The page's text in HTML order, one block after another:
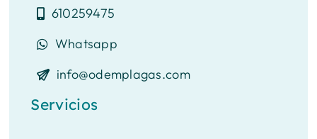
610259475
Whatsapp
info@odemplagas.com
Servicios